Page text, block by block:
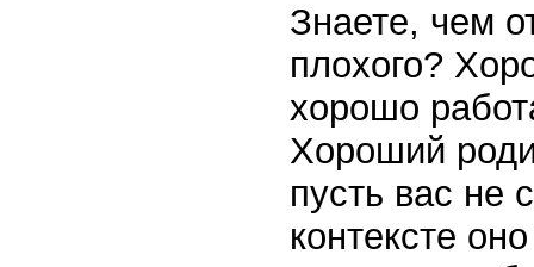
Знаете, чем
плохого?
хорошо
Хороший
пусть вас не
контексте